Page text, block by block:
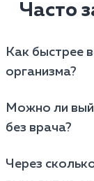
Часто
Как быстрее
организма?
этилового
терапия
Можно ли
без врача?
длился не
Через